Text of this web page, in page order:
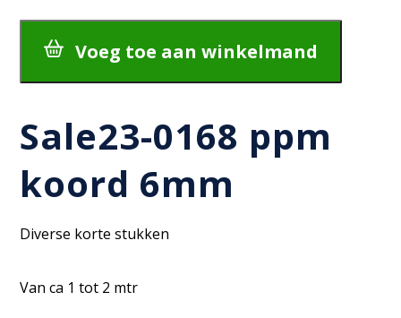
Sale23-0168 ppm
koord 6mm
Diverse korte stukken
Van ca 1 tot 2 mtr
6mm
Voeg toe aan winkelmand